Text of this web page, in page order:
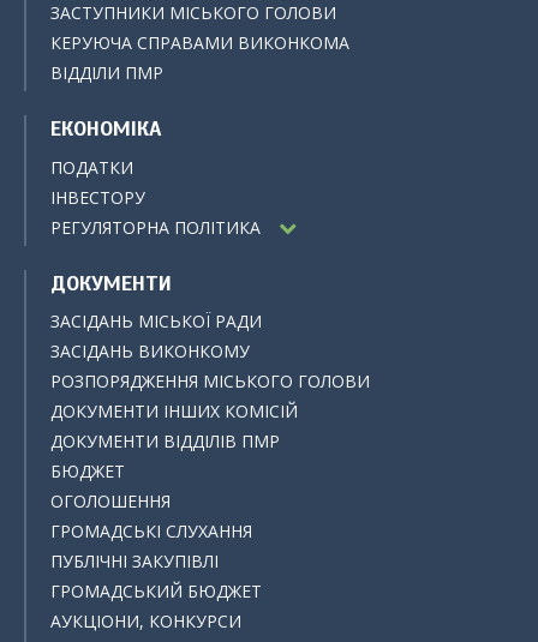
ЗАСТУПНИКИ МІСЬКОГО ГОЛОВИ
КЕРУЮЧА СПРАВАМИ ВИКОНКОМА
ВІДДІЛИ ПМР
ЕКОНОМІКА
ПОДАТКИ
ІНВЕСТОРУ
РЕГУЛЯТОРНА ПОЛІТИКА
ДОКУМЕНТИ
ЗАСІДАНЬ МІСЬКОЇ РАДИ
ЗАСІДАНЬ ВИКОНКОМУ
РОЗПОРЯДЖЕННЯ МІСЬКОГО ГОЛОВИ
ДОКУМЕНТИ ІНШИХ КОМІСІЙ
ДОКУМЕНТИ ВІДДІЛІВ ПМР
БЮДЖЕТ
ОГОЛОШЕННЯ
ГРОМАДСЬКІ СЛУХАННЯ
ПУБЛІЧНІ ЗАКУПІВЛІ
ГРОМАДСЬКИЙ БЮДЖЕТ
АУКЦІОНИ, КОНКУРСИ